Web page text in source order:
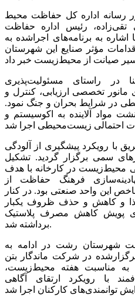
رسانه اداره کل حفاظت محیط
تقی‌زاده، رئیس اداره حفاظت
به برنامه‌های اجراشده به
مؤثر صنایع این شهرستان
در راستای مسئولیت‌پذیری
تخصصی ارزیابی، کنترل و
در شرایط بحران و جنگ نمود.
مواد آلاینده به اکوسیستم و
با رویکرد پیشگیری از آلودگی
سمی برگزار گردید. تشکیل
محیط‌زیست در کارخانه با هدف
فرهنگ حفاظت از
این واحد صنعتی بود. در کنار
غذا و کاهش و حذف ظروف یکبار
پویش کاهش مصرف پلاستیک
برداشته شد.
شهرستان رشت در ادامه به
در شرکت ماندگار بتن
به مناسبت هفته محیط‌زیست،
با رویکرد ارتقای آگاهی